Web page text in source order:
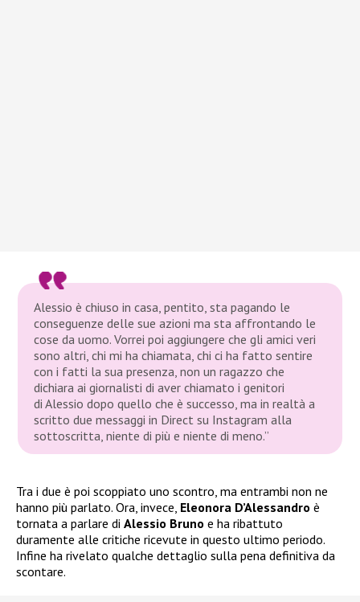
Alessio è chiuso in casa, pentito, sta pagando le
conseguenze delle sue azioni ma sta affrontando le
cose da uomo. Vorrei poi aggiungere che gli amici veri
sono altri, chi mi ha chiamata, chi ci ha fatto sentire
con i fatti la sua presenza, non un ragazzo che
dichiara ai giornalisti di aver chiamato i genitori
di Alessio dopo quello che è successo, ma in realtà a
scritto due messaggi in Direct su Instagram alla
sottoscritta, niente di più e niente di meno.”
Tra i due è poi scoppiato uno scontro, ma entrambi non ne
hanno più parlato. Ora, invece, Eleonora D’Alessandro è
tornata a parlare di Alessio Bruno e ha ribattuto
duramente alle critiche ricevute in questo ultimo periodo.
Infine ha rivelato qualche dettaglio sulla pena definitiva da
scontare.